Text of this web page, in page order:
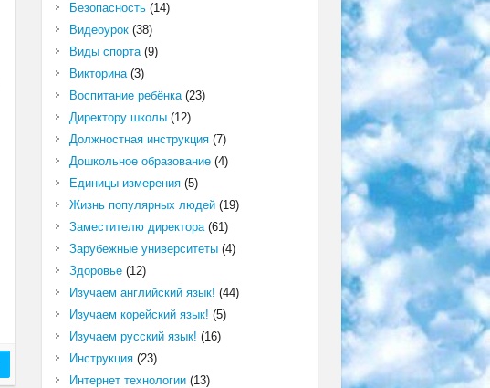
Безопасность(14)
Видеоурок(38)
Виды спорта(9)
Викторина(3)
Воспитание ребёнка(23)
Директору школы(12)
Должностная инструкция(7)
Дошкольное образование(4)
Единицы измерения(5)
Жизнь популярных людей(19)
Заместителю директора(61)
Зарубежные университеты(4)
Здоровье(12)
Изучаем английский язык! (44)
Изучаем корейский язык! (5)
Изучаем русский язык! (16)
Инструкция(23)
Интернет технологии(13)